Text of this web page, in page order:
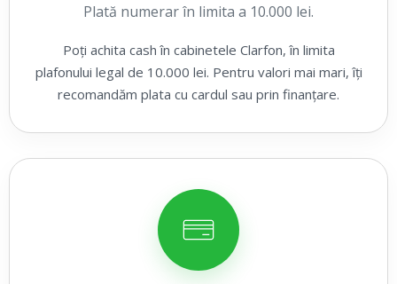
Plată numerar în limita a 10.000 lei.
Poți achita cash în cabinetele Clarfon, în limita
plafonului legal de 10.000 lei. Pentru valori mai mari, îți
recomandăm plata cu cardul sau prin finanțare.